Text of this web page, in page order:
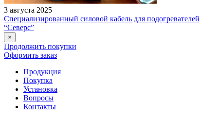
3 августа 2025
Специализированный силовой кабель для подогревателей
“Северс”
×
Продолжить покупки
Оформить заказ
Продукция
Покупка
Установка
Вопросы
Контакты